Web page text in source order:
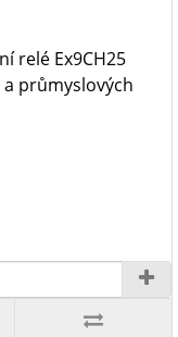
relé Ex9CH25
průmyslových